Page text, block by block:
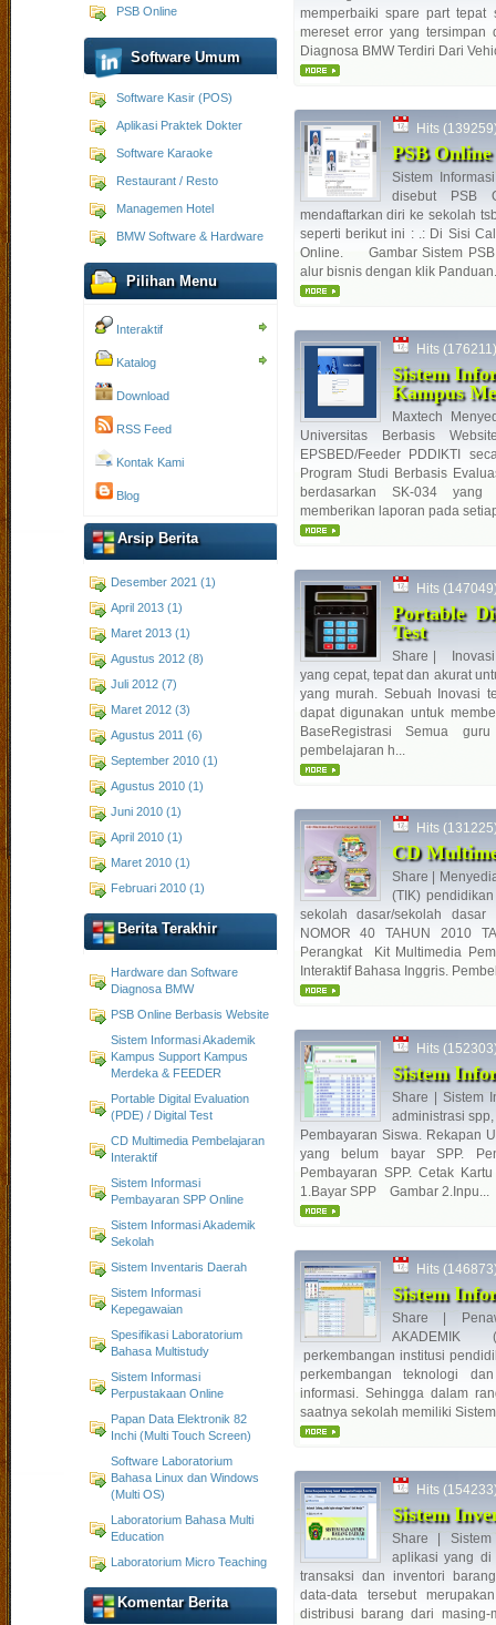
PSB Online
Software Umum
Software Kasir (POS)
Aplikasi Praktek Dokter
Software Karaoke
Restaurant / Resto
Managemen Hotel
BMW Software & Hardware
Pilihan Menu
Interaktif
Katalog
Download
RSS Feed
Kontak Kami
Blog
Arsip Berita
Desember 2021 (1)
April 2013 (1)
Maret 2013 (1)
Agustus 2012 (8)
Juli 2012 (7)
Maret 2012 (3)
Agustus 2011 (6)
September 2010 (1)
Agustus 2010 (1)
Juni 2010 (1)
April 2010 (1)
Maret 2010 (1)
Februari 2010 (1)
Berita Terakhir
Hardware dan Software
Diagnosa BMW
PSB Online Berbasis Website
Sistem Informasi Akademik
Kampus Support Kampus
Merdeka & FEEDER
Portable Digital Evaluation
(PDE) / Digital Test
CD Multimedia Pembelajaran
Interaktif
Sistem Informasi
Pembayaran SPP Online
Sistem Informasi Akademik
Sekolah
Sistem Inventaris Daerah
Sistem Informasi
Kepegawaian
Spesifikasi Laboratorium
Bahasa Multistudy
Sistem Informasi
Perpustakaan Online
Papan Data Elektronik 82
Inchi (Multi Touch Screen)
Software Laboratorium
Bahasa Linux dan Windows
(Multi OS)
Laboratorium Bahasa Multi
Education
Laboratorium Micro Teaching
Komentar Berita
memperbaiki spare part
mereset error yang
Diagnosa BMW Terdiri Dari
Hits
PSB Online
Sistem
disebut PSB
mendaftarkan diri ke sekolah
seperti berikut ini : .: Di Sisi
Online. Gambar Sistem PSB
alur bisnis dengan klik
Hits
Sistem
Kampus
Maxtech
Universitas Berbasis
EPSBED/Feeder PDDIKTI
Program Studi Berbasis
berdasarkan SK-034 yang
memberikan laporan pada
Hits
Portable
Test
Share | Inovasi
yang cepat, tepat dan akurat
yang murah. Sebuah Inovasi
dapat digunakan untuk
BaseRegistrasi Semua
pembelajaran h...
Hits
CD
Share |
(TIK)
sekolah dasar/sekolah
NOMOR 40 TAHUN 2010
Perangkat Kit Multimedia
Interaktif Bahasa Inggris.
Hits
Sistem
Share | Sistem
administrasi
Pembayaran Siswa. Rekapan
yang belum bayar SPP.
Pembayaran SPP. Cetak
1.Bayar SPP Gambar 2.Inpu...
Hits
Sistem
Share |
AKADEMIK
perkembangan institusi
perkembangan teknologi
informasi. Sehingga dalam
saatnya sekolah memiliki
Hits
Sistem
Share | Sistem
aplikasi yang di
transaksi dan inventori
data-data tersebut
distribusi barang dari